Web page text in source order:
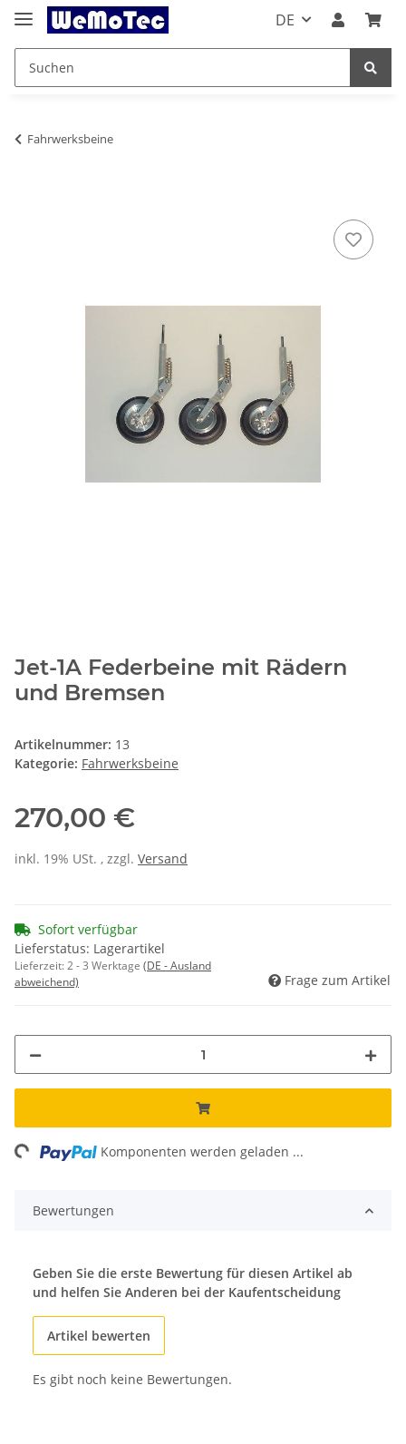
DE
Fahrwerksbeine
Jet-1A Federbeine mit Rädern
und Bremsen
Artikelnummer: 13
Kategorie: Fahrwerksbeine
270,00 €
inkl. 19% USt. , zzgl. Versand
Sofort verfügbar
Lieferstatus: Lagerartikel
Lieferzeit:2 - 3 Werktage (DE - Ausland
abweichend)
Frage zum Artikel
Komponenten werden geladen ...
Bewertungen
Geben Sie die erste Bewertung für diesen Artikel ab
und helfen Sie Anderen bei der Kaufentscheidung
Artikel bewerten
Es gibt noch keine Bewertungen.